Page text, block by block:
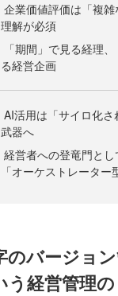
企業価値評価は「複
理解が必須
「期間」で見る経理
る経営企画
AI活用は「サイロ化
武器へ
経営者への登竜門と
「オーケストレーター
のバージョ
う経営管理